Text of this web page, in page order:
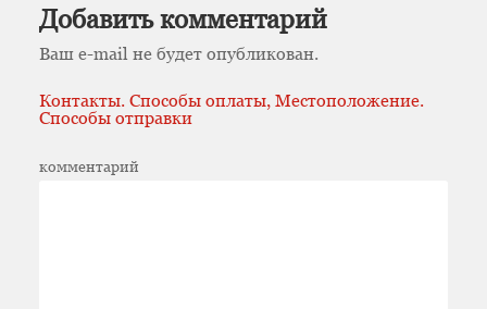
Добавить комментарий
Ваш e-mail не будет опубликован.
Контакты. Способы оплаты, Местоположение.
Способы отправки
комментарий